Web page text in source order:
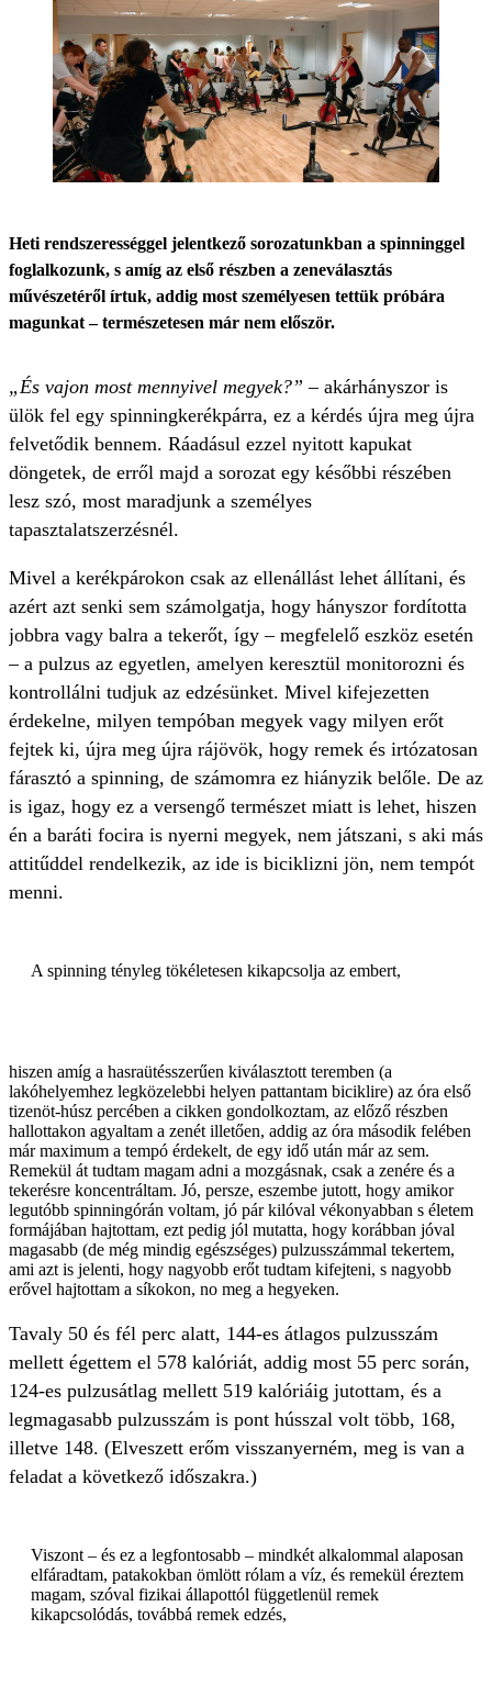
Heti rendszerességgel jelentkező sorozatunkban a spinninggel
foglalkozunk, s amíg az első részben a zeneválasztás
művészetéről írtuk, addig most személyesen tettük próbára
magunkat – természetesen már nem először.
„És vajon most mennyivel megyek?” – akárhányszor is
ülök fel egy spinningkerékpárra, ez a kérdés újra meg újra
felvetődik bennem. Ráadásul ezzel nyitott kapukat
döngetek, de erről majd a sorozat egy későbbi részében
lesz szó, most maradjunk a személyes
tapasztalatszerzésnél.
Mivel a kerékpárokon csak az ellenállást lehet állítani, és
azért azt senki sem számolgatja, hogy hányszor fordította
jobbra vagy balra a tekerőt, így – megfelelő eszköz esetén
– a pulzus az egyetlen, amelyen keresztül monitorozni és
kontrollálni tudjuk az edzésünket. Mivel kifejezetten
érdekelne, milyen tempóban megyek vagy milyen erőt
fejtek ki, újra meg újra rájövök, hogy remek és irtózatosan
fárasztó a spinning, de számomra ez hiányzik belőle. De az
is igaz, hogy ez a versengő természet miatt is lehet, hiszen
én a baráti focira is nyerni megyek, nem játszani, s aki más
attitűddel rendelkezik, az ide is biciklizni jön, nem tempót
menni.
A spinning tényleg tökéletesen kikapcsolja az embert,
hiszen amíg a hasraütésszerűen kiválasztott teremben (a
lakóhelyemhez legközelebbi helyen pattantam biciklire) az óra első
tizenöt-húsz percében a cikken gondolkoztam, az előző részben
hallottakon agyaltam a zenét illetően, addig az óra második felében
már maximum a tempó érdekelt, de egy idő után már az sem.
Remekül át tudtam magam adni a mozgásnak, csak a zenére és a
tekerésre koncentráltam. Jó, persze, eszembe jutott, hogy amikor
legutóbb spinningórán voltam, jó pár kilóval vékonyabban s életem
formájában hajtottam, ezt pedig jól mutatta, hogy korábban jóval
magasabb (de még mindig egészséges) pulzusszámmal tekertem,
ami azt is jelenti, hogy nagyobb erőt tudtam kifejteni, s nagyobb
erővel hajtottam a síkokon, no meg a hegyeken.
Tavaly 50 és fél perc alatt, 144-es átlagos pulzusszám
mellett égettem el 578 kalóriát, addig most 55 perc során,
124-es pulzusátlag mellett 519 kalóriáig jutottam, és a
legmagasabb pulzusszám is pont hússzal volt több, 168,
illetve 148. (Elveszett erőm visszanyerném, meg is van a
feladat a következő időszakra.)
Viszont – és ez a legfontosabb – mindkét alkalommal alaposan
elfáradtam, patakokban ömlött rólam a víz, és remekül éreztem
magam, szóval fizikai állapottól függetlenül remek
kikapcsolódás, továbbá remek edzés,